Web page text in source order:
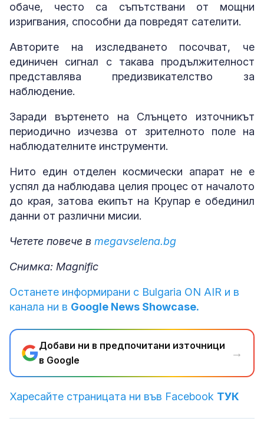
обаче, често са съпътствани от мощни
изригвания, способни да повредят сателити.
Авторите на изследването посочват, че
единичен сигнал с такава продължителност
представлява предизвикателство за
наблюдение.
Заради въртенето на Слънцето източникът
периодично изчезва от зрителното поле на
наблюдателните инструменти.
Нито един отделен космически апарат не е
успял да наблюдава целия процес от началото
до края, затова екипът на Крупар е обединил
данни от различни мисии.
Четете повече в megavselena.bg
Снимка: Magnific
Останете информирани с Bulgaria ON AIR и в
канала ни в Google News Showcase.
Добави ни в предпочитани източници
в Google
→
Харесайте страницата ни във Facebook ТУК